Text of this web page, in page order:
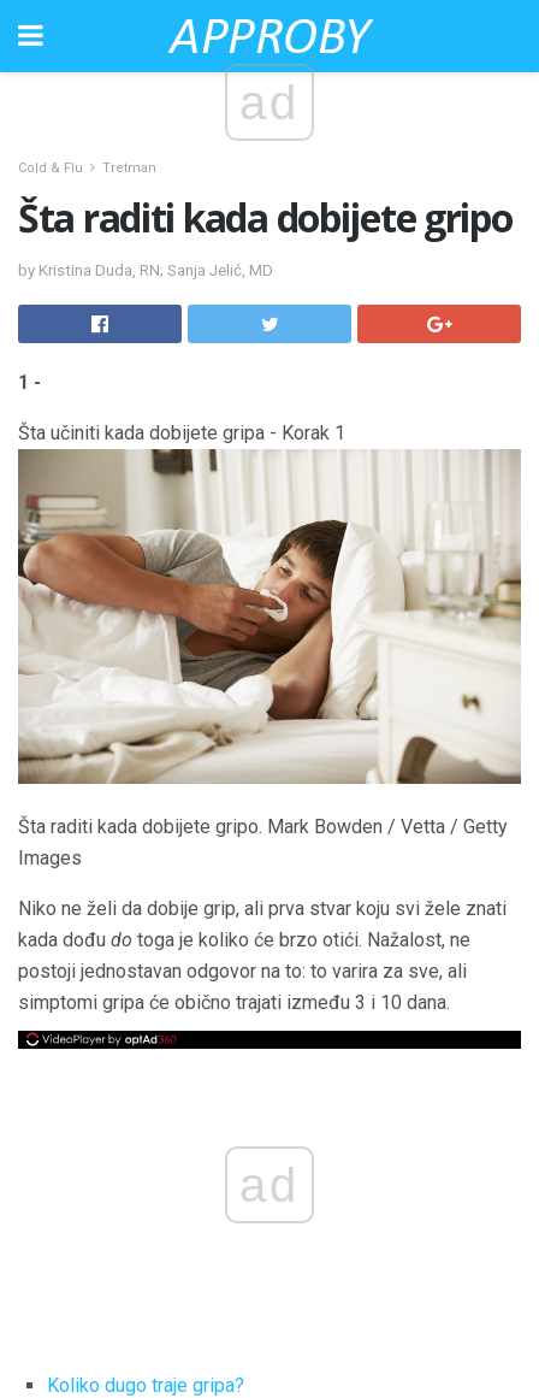
ad
Cold & Flu Tretman
Šta raditi kada dobijete gripo
by Kristina Duda, RN; Sanja Jelić, MD
1 -
Šta učiniti kada dobijete gripa - Korak 1
Šta raditi kada dobijete gripo. Mark Bowden / Vetta / Getty
Images
Niko ne želi da dobije grip, ali prva stvar koju svi žele znati
kada dođu do toga je koliko će brzo otići. Nažalost, ne
postoji jednostavan odgovor na to: to varira za sve, ali
simptomi gripa će obično trajati između 3 i 10 dana.
ad
Koliko dugo traje gripa?